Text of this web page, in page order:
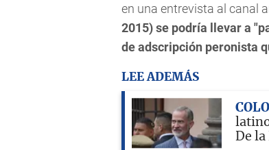
en una entrevista al canal
2015) se podría llevar a
de adscripción peronista
LEE ADEMÁS
De